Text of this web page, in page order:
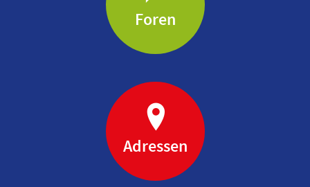
Foren
Adressen